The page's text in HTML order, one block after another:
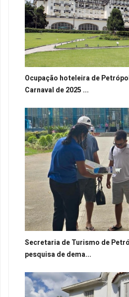
Ocupação hoteleira de
Carnaval de 2025 ...
Secretaria de Turismo de
pesquisa de dema...